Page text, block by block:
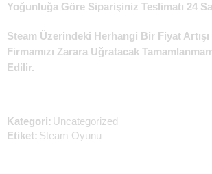
Yoğunluğa Göre Siparişiniz Teslimatı 24
Steam Üzerindeki Herhangi Bir Fiyat
Firmamızı Zarara Uğratacak
Edilir.
Kategori: Uncategorized
Etiket: Steam Oyunu